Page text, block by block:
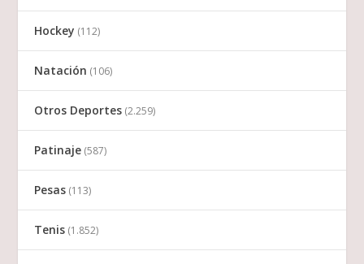
Hockey (112)
Natación (106)
Otros Deportes (2.259)
Patinaje (587)
Pesas (113)
Tenis (1.852)